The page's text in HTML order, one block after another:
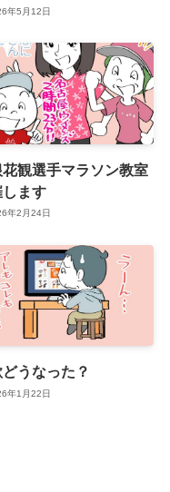
年5月12日
花観選手マラソン教室
します
年2月24日
うなった？
年1月22日